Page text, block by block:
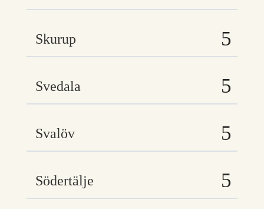
Skurup
Svedala
Svalöv
Södertälje